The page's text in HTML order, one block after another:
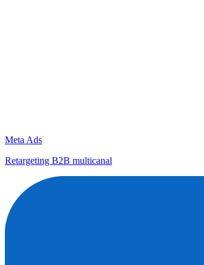
Meta Ads
Retargeting B2B multicanal